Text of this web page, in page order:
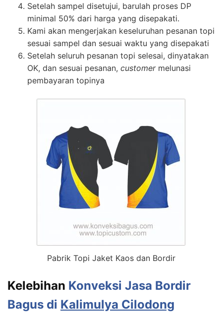
Setelah sampel disetujui, barulah proses DP
minimal 50% dari harga yang disepakati.
Kami akan mengerjakan keseluruhan pesanan topi
sesuai sampel dan sesuai waktu yang disepakati
Setelah seluruh pesanan topi selesai, dinyatakan
OK, dan sesuai pesanan, customer melunasi
pembayaran topinya
Pabrik Topi Jaket Kaos dan Bordir
Kelebihan Konveksi Jasa Bordir
Bagus di Kalimulya Cilodong